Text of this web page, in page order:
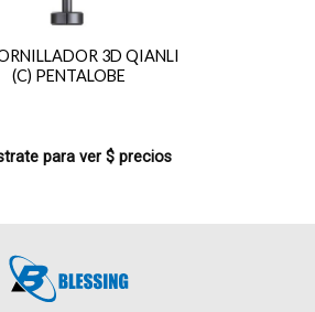
3D QIANLI
(C) PENTALOBE
para ver $ precios